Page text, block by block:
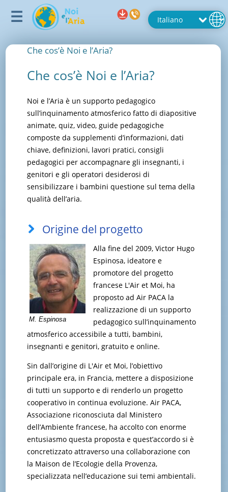
Che cos’è Noi e l’Aria?
Che cos’è Noi e l’Aria?
Noi e l’Aria è un supporto pedagogico
sull’inquinamento atmosferico fatto di diapositive
animate, quiz, video, guide pedagogiche
composte da supplementi d’informazioni, dati
chiave, definizioni, lavori pratici, consigli
pedagogici per accompagnare gli insegnanti, i
genitori e gli operatori desiderosi di
sensibilizzare i bambini questione sul tema della
qualità dell’aria.
Origine del progetto
M. Espinosa
Alla fine del 2009, Victor Hugo
Espinosa, ideatore e
promotore del progetto
francese L'Air et Moi, ha
proposto ad Air PACA la
realizzazione di un supporto
pedagogico sull’inquinamento
atmosferico accessibile a tutti, bambini,
insegnanti e genitori, gratuito e online.
Sin dall’origine di L'Air et Moi, l’obiettivo
principale era, in Francia, mettere a disposizione
di tutti un supporto e di renderlo un progetto
cooperativo in continua evoluzione. Air PACA,
Associazione riconosciuta dal Ministero
dell’Ambiente francese, ha accolto con enorme
entusiasmo questa proposta e quest’accordo si è
concretizzato attraverso una collaborazione con
la Maison de l’Ecologie della Provenza,
specializzata nell’educazione sui temi ambientali.